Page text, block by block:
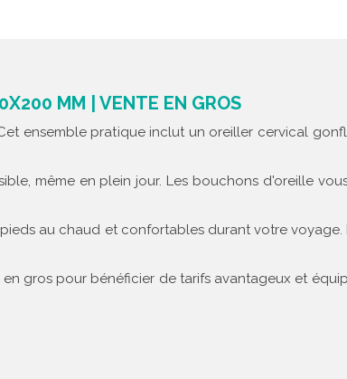
MM | VENTE EN GROS
ensemble pratique inclut un oreiller cervical
même en plein jour. Les bouchons d'oreille
au chaud et confortables durant votre
en gros pour bénéficier de tarifs avantageux et